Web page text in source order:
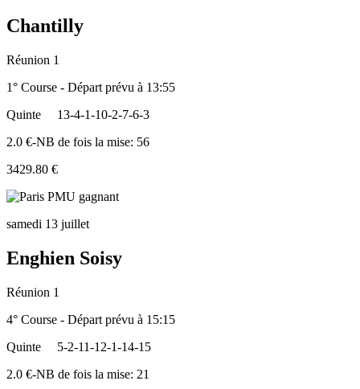
Chantilly
Réunion 1
1° Course - Départ prévu à 13:55
Quinte
13-4-1-10-2-7-6-3
2.0 €-NB de fois la mise: 56
3429.80 €
samedi 13 juillet
Enghien Soisy
Réunion 1
4° Course - Départ prévu à 15:15
Quinte
5-2-11-12-1-14-15
2.0 €-NB de fois la mise: 21